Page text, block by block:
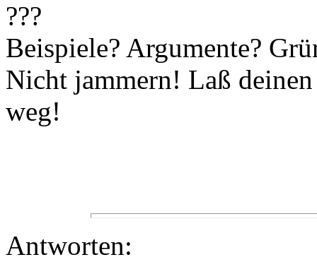
???
Beispiele? Argumente?
Nicht jammern! Laß
weg!
Antworten: